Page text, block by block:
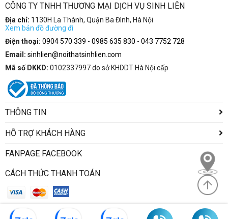
CÔNG TY TNHH THƯƠNG MẠI DỊCH VỤ SINH LIÊN
Địa chỉ: 1130H La Thành, Quận Ba Đình, Hà Nội
Xem bản đồ đường đi
Điện thoại: 0904 570 339 - 0985 635 830 - 043 7752 728
Email: sinhlien@noithatsinhlien.com
Mã số DKKD: 0102337997 do sở KHDDT Hà Nội cấp
THÔNG TIN
HỖ TRỢ KHÁCH HÀNG
FANPAGE FACEBOOK
CÁCH THỨC THANH TOÁN